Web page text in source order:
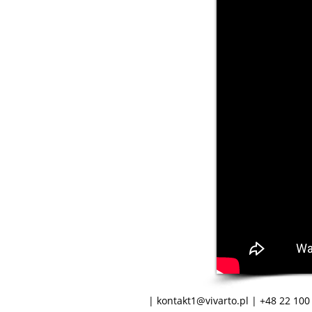
| kontakt1@vivarto.pl | +48 22